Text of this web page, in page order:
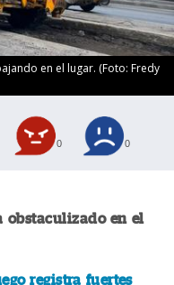
en el lugar. (Foto: Fredy
0 0
obstaculizado en el
registra fuertes